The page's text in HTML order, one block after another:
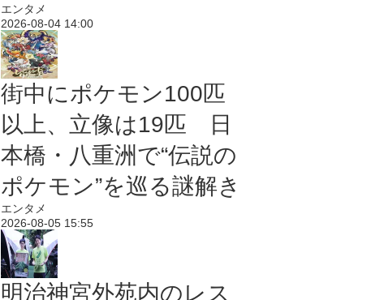
エンタメ
2026-08-04 14:00
街中にポケモン100匹
以上、立像は19匹 日
本橋・八重洲で“伝説の
ポケモン”を巡る謎解き
エンタメ
2026-08-05 15:55
明治神宮外苑内のレス